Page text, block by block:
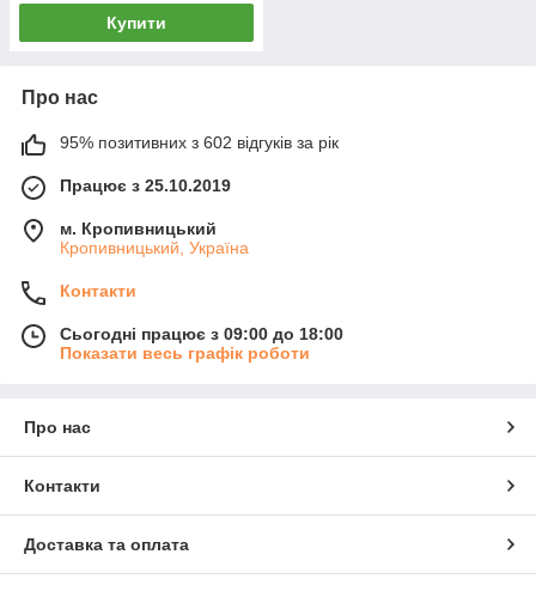
Купити
Про нас
95% позитивних з 602 відгуків за рік
Працює з 25.10.2019
м. Кропивницький
Кропивницький, Україна
Контакти
Сьогодні працює з 09:00 до 18:00
Показати весь графік роботи
Про нас
Контакти
Доставка та оплата